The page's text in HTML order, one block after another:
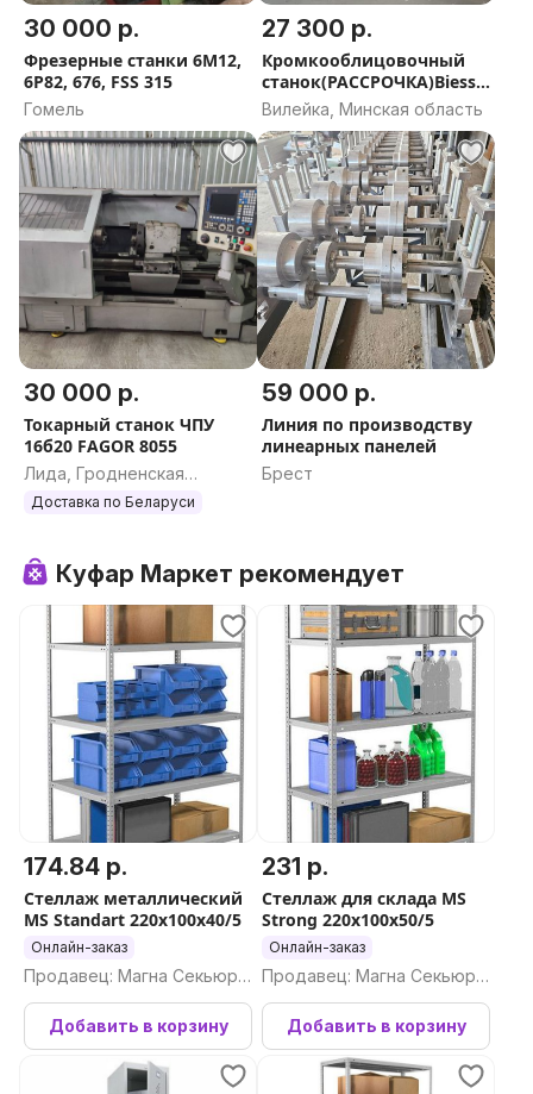
30 000 р.
Фрезерные станки 6М12,
6Р82, 676, FSS 315
Гомель
27 300 р.
Кромкооблицовочный
станок(РАССРОЧКА)Biesse
LATO 38
Вилейка, Минская область
30 000 р.
Токарный станок ЧПУ
16б20 FAGOR 8055
Лида, Гродненская
область
Доставка по Беларуси
59 000 р.
Линия по производству
линеарных панелей
Брест
Куфар Маркет рекомендует
174.84 р.
Стеллаж металлический
MS Standart 220x100x40/5
Онлайн-заказ
Продавец: Магна Секьюри
ти ООО
Добавить в корзину
231 р.
Стеллаж для склада MS
Strong 220x100x50/5
Онлайн-заказ
Продавец: Магна Секьюри
ти ООО
Добавить в корзину